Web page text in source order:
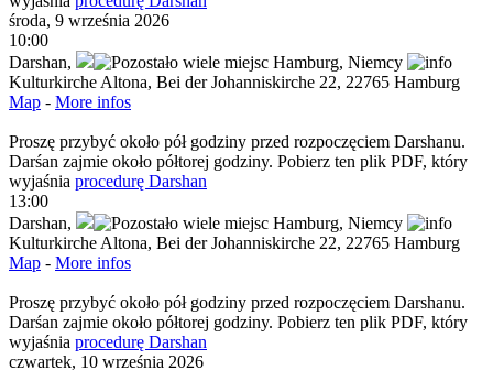
środa, 9 września 2026
10:00
Darshan, Hamburg, Niemcy
Kulturkirche Altona, Bei der Johanniskirche 22, 22765 Hamburg
Map - More infos
Proszę przybyć około pół godziny przed rozpoczęciem Darshanu.
Darśan zajmie około półtorej godziny. Pobierz ten plik PDF, który
wyjaśnia procedurę Darshan
13:00
Darshan, Hamburg, Niemcy
Kulturkirche Altona, Bei der Johanniskirche 22, 22765 Hamburg
Map - More infos
Proszę przybyć około pół godziny przed rozpoczęciem Darshanu.
Darśan zajmie około półtorej godziny. Pobierz ten plik PDF, który
wyjaśnia procedurę Darshan
czwartek, 10 września 2026